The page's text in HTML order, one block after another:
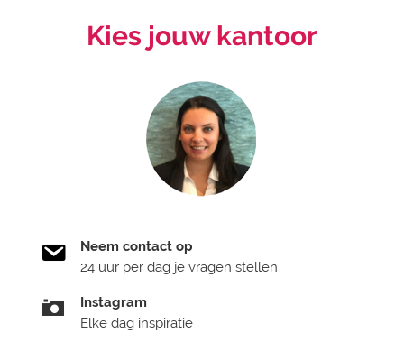
Kies jouw kantoor
Neem contact op
24 uur per dag je vragen stellen
Instagram
Elke dag inspiratie